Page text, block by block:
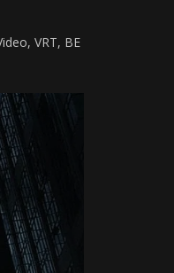
VRT, BE